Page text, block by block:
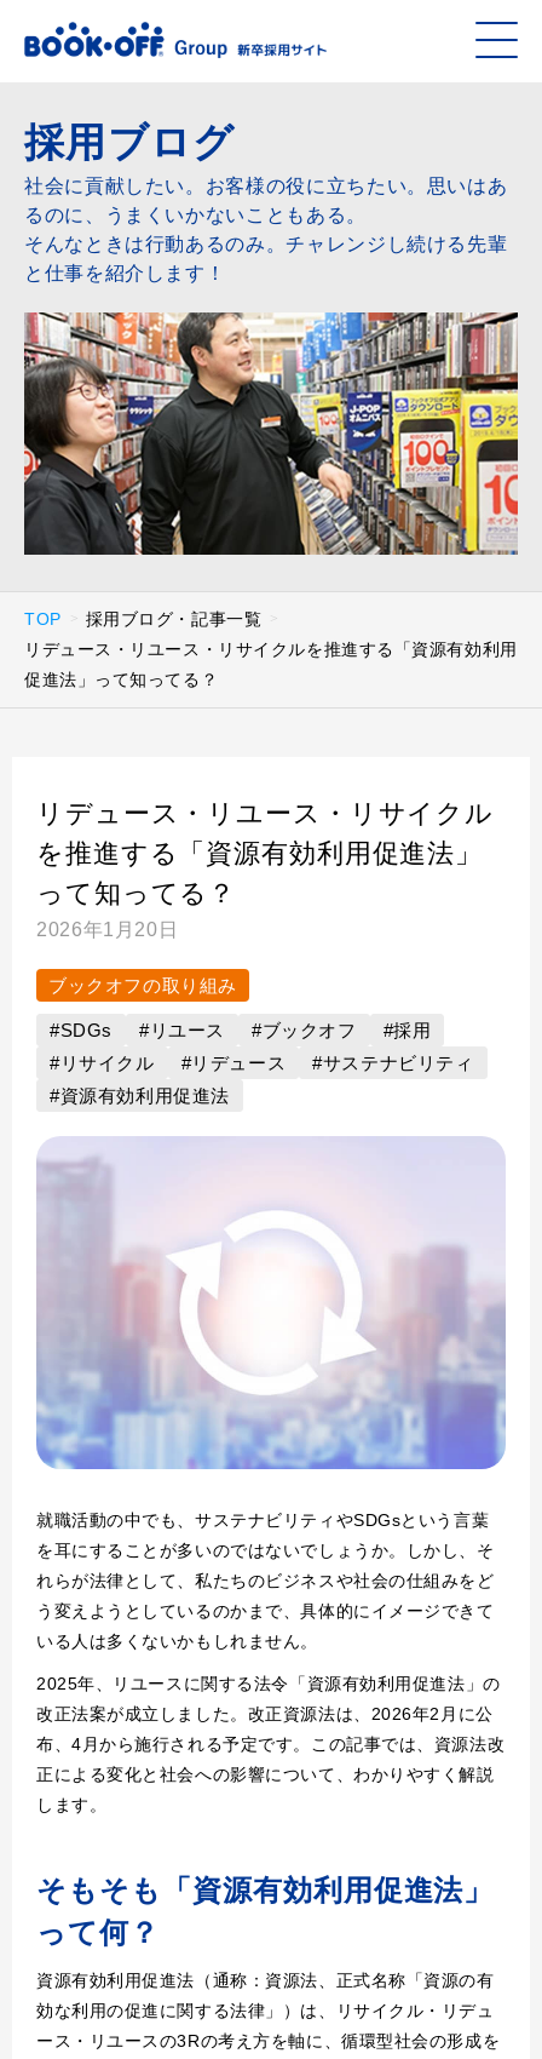
採用ブログ
社会に貢献したい。お客様の役に立ちたい。思いはあ
るのに、うまくいかないこともある。
そんなときは行動あるのみ。チャレンジし続ける先輩
と仕事を紹介します！
TOP
採用ブログ・記事一覧
リデュース・リユース・リサイクルを推進する「資源有効利用
促進法」って知ってる？
リデュース・リユース・リサイクル
を推進する「資源有効利用促進法」
って知ってる？
2026年1月20日
ブックオフの取り組み
#SDGs #リユース #ブックオフ
#採用
#リサイクル
#リデュース
#サステナビリティ
#資源有効利用促進法
就職活動の中でも、サステナビリティやSDGsという言葉
を耳にすることが多いのではないでしょうか。しかし、そ
れらが法律として、私たちのビジネスや社会の仕組みをど
う変えようとしているのかまで、具体的にイメージできて
いる人は多くないかもしれません。
2025年、リユースに関する法令「資源有効利用促進法」の
改正法案が成立しました。改正資源法は、2026年2月に公
布、4月から施行される予定です。この記事では、資源法改
正による変化と社会への影響について、わかりやすく解説
します。
そもそも「資源有効利用促進法」
って何？
資源有効利用促進法（通称：資源法、正式名称「資源の有
効な利用の促進に関する法律」）は、リサイクル・リデュ
ース・リユースの3Rの考え方を軸に、循環型社会の形成を